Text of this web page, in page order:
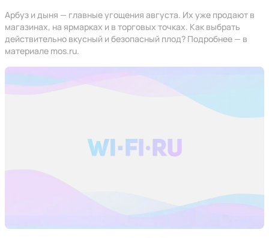
Арбуз и дыня — главные угощения августа. Их уже продают в
магазинах, на ярмарках и в торговых точках. Как выбрать
действительно вкусный и безопасный плод? Подробнее — в
материале mos.ru.